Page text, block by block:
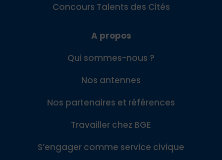
Concours Talents des Cités
A propos
Qui sommes-nous ?
Nos antennes
Nos partenaires et références
Travailler chez BGE
S’engager comme service civique